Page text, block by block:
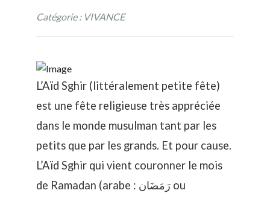
Catégorie : VIVANCE
L’Aïd Sghir (littéralement petite fête)
est une fête religieuse très appréciée
dans le monde musulman tant par les
petits que par les grands. Et pour cause.
L’Aïd Sghir qui vient couronner le mois
de Ramadan (arabe : رَمَضَان ou